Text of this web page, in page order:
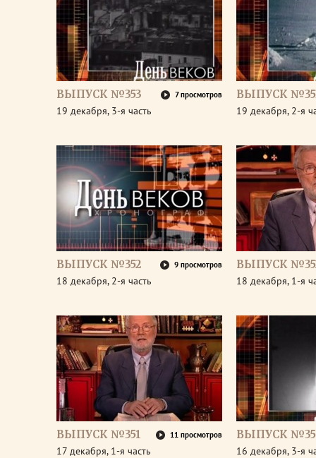
ВЫПУСК №353 7 просмотров
19 декабря, 3-я часть
ВЫПУСК
19 декабря, 2-я
ВЫПУСК №352 9 просмотров
18 декабря, 2-я часть
ВЫПУСК
18 декабря, 1-я
ВЫПУСК №351 11 просмотров
17 декабря, 1-я часть
ВЫПУСК
16 декабря, 3-я